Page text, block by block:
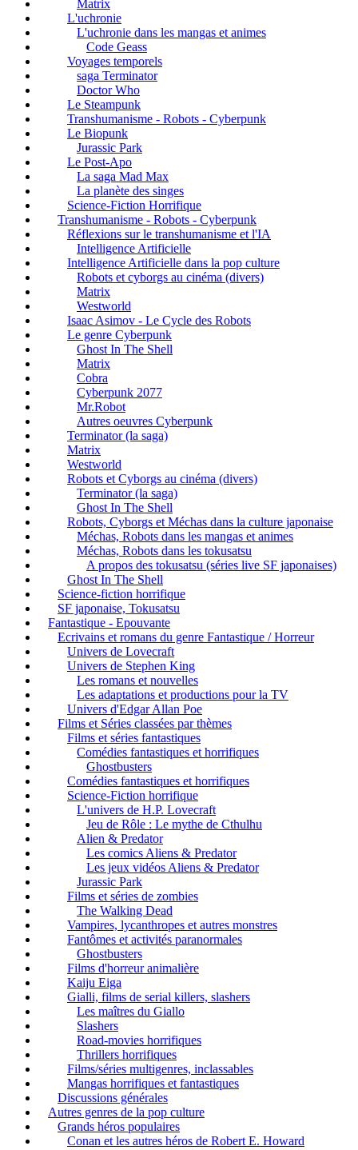
Matrix
L'uchronie
L'uchronie dans les mangas et animes
Code Geass
Voyages temporels
saga Terminator
Doctor Who
Le Steampunk
Transhumanisme - Robots - Cyberpunk
Le Biopunk
Jurassic Park
Le Post-Apo
La saga Mad Max
La planète des singes
Science-Fiction Horrifique
Transhumanisme - Robots - Cyberpunk
Réflexions sur le transhumanisme et l'IA
Intelligence Artificielle
Intelligence Artificielle dans la pop culture
Robots et cyborgs au cinéma (divers)
Matrix
Westworld
Isaac Asimov - Le Cycle des Robots
Le genre Cyberpunk
Ghost In The Shell
Matrix
Cobra
Cyberpunk 2077
Mr.Robot
Autres oeuvres Cyberpunk
Terminator (la saga)
Matrix
Westworld
Robots et Cyborgs au cinéma (divers)
Terminator (la saga)
Ghost In The Shell
Robots, Cyborgs et Méchas dans la culture japonaise
Méchas, Robots dans les mangas et animes
Méchas, Robots dans les tokusatsu
A propos des tokusatsu (séries live SF japonaises)
Ghost In The Shell
Science-fiction horrifique
SF japonaise, Tokusatsu
Fantastique - Epouvante
Ecrivains et romans du genre Fantastique / Horreur
Univers de Lovecraft
Univers de Stephen King
Les romans et nouvelles
Les adaptations et productions pour la TV
Univers d'Edgar Allan Poe
Films et Séries classées par thèmes
Films et séries fantastiques
Comédies fantastiques et horrifiques
Ghostbusters
Comédies fantastiques et horrifiques
Science-Fiction horrifique
L'univers de H.P. Lovecraft
Jeu de Rôle : Le mythe de Cthulhu
Alien & Predator
Les comics Aliens & Predator
Les jeux vidéos Aliens & Predator
Jurassic Park
Films et séries de zombies
The Walking Dead
Vampires, lycanthropes et autres monstres
Fantômes et activités paranormales
Ghostbusters
Films d'horreur animalière
Kaiju Eiga
Gialli, films de serial killers, slashers
Les maîtres du Giallo
Slashers
Road-movies horrifiques
Thrillers horrifiques
Films/séries multigenres, inclassables
Mangas horrifiques et fantastiques
Discussions générales
Autres genres de la pop culture
Grands héros populaires
Conan et les autres héros de Robert E. Howard